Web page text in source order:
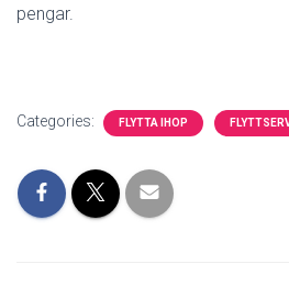
pengar.
Categories: FLYTTA IHOP